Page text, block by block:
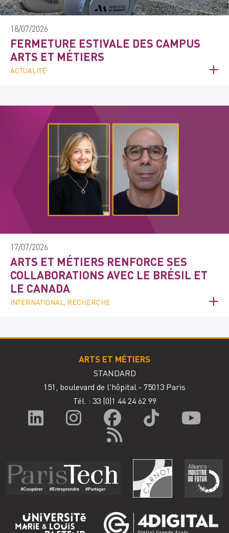
18/07/2026
FERMETURE ESTIVALE DES CAMPUS
ARTS ET MÉTIERS
ACTUALITÉ
17/07/2026
ARTS ET MÉTIERS RENFORCE SES
COLLABORATIONS AVEC LE BRÉSIL ET
LE CANADA
INTERNATIONAL, RECHERCHE
ARTS ET MÉTIERS
STANDARD
151, boulevard de l'hôpital - 75013 Paris
Tél. : 33 (0)1 44 24 62 99